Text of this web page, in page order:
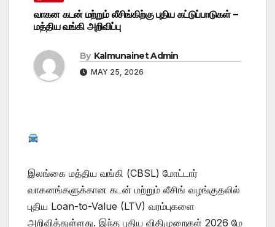
வாகன கடன் மற்றும் லீசிங்கிற்கு புதிய கட்டுப்பாடுகள் –
மத்திய வங்கி அறிவிப்பு
By Kalmunainet Admin
MAY 25, 2026
இலங்கை மத்திய வங்கி (CBSL) மோட்டார்
வாகனங்களுக்கான கடன் மற்றும் லீசிங் வழங்குதலில்
புதிய Loan-to-Value (LTV) வரம்புகளை
அறிவித்துள்ளது. இந்த புதிய விதிமுறைகள் 2026 மே